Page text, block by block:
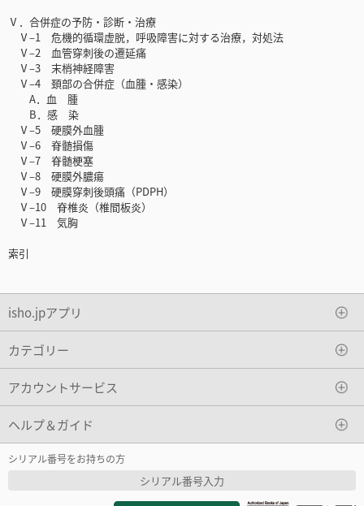
Ⅴ．合併症の予防・診断・治療
Ⅴ‒1 危機的循環虚脱，呼吸障害に対する治療，対処法
Ⅴ‒2 血管穿刺後の遷延痛
Ⅴ‒3 末梢神経障害
Ⅴ‒4 頚部の合併症（血腫・感染）
A．血 腫
B．感 染
Ⅴ‒5 硬膜外血腫
Ⅴ‒6 脊髄損傷
Ⅴ‒7 脊髄梗塞
Ⅴ‒8 硬膜外膿瘍
Ⅴ‒9 硬膜穿刺後頭痛（PDPH）
Ⅴ‒10 脊椎炎（椎間板炎）
Ⅴ‒11 気胸
索引
isho.jpアプリ
カテゴリー
アカウントサービス
ヘルプ＆ガイド
シリアル番号をお持ちの方
シリアル番号入力